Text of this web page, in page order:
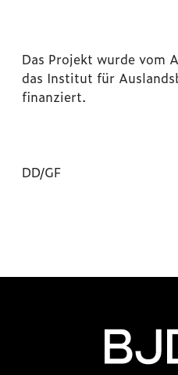
Das Projekt wurde vom
das Institut für
finanziert.
DD/GF